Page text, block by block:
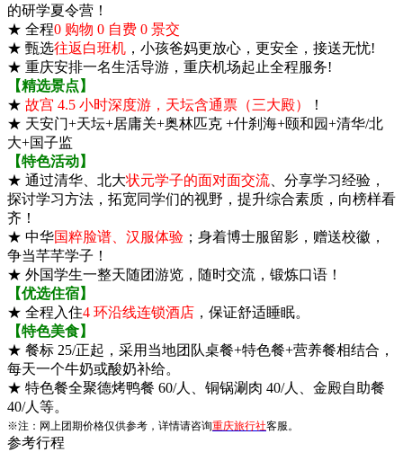
的研学夏令营！
★ 全程0 购物 0 自费 0 景交
★ 甄选往返白班机 ，小孩爸妈更放心，更安全，接送无忧!
★ 重庆安排一名生活导游，重庆机场起止全程服务!
【精选景点】
★ 故宫 4.5 小时深度游，天坛含通票（三大殿）
！
★ 天安门+天坛+居庸关+奥林匹克 +什刹海+颐和园+清华/北
大+国子监
【特色活动】
★ 通过清华、北大状元学子的面对面交流 、分享学习经验，
探讨学习方法，拓宽同学们的视野，提升综合素质，向榜样看
齐！
★ 中华国粹脸谱、汉服体验 ；身着博士服留影，赠送校徽，
争当芊芊学子！
★ 外国学生一整天随团游览，随时交流，锻炼口语！
【优选住宿】
★ 全程入住4 环沿线连锁酒店 ，保证舒适睡眠。
【特色美食】
★ 餐标 25/正起，采用当地团队桌餐+特色餐+营养餐相结合，
每天一个牛奶或酸奶补给。
★ 特色餐全聚德烤鸭餐 60/人、铜锅涮肉 40/人、金殿自助餐
40/人等。
※注：网上团期价格仅供参考，详情请咨询重庆旅行社客服。
参考行程